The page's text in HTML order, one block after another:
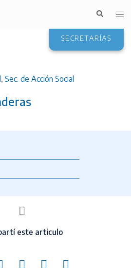
SECRETARÍAS
, Sec. de Acción Social
este articulo